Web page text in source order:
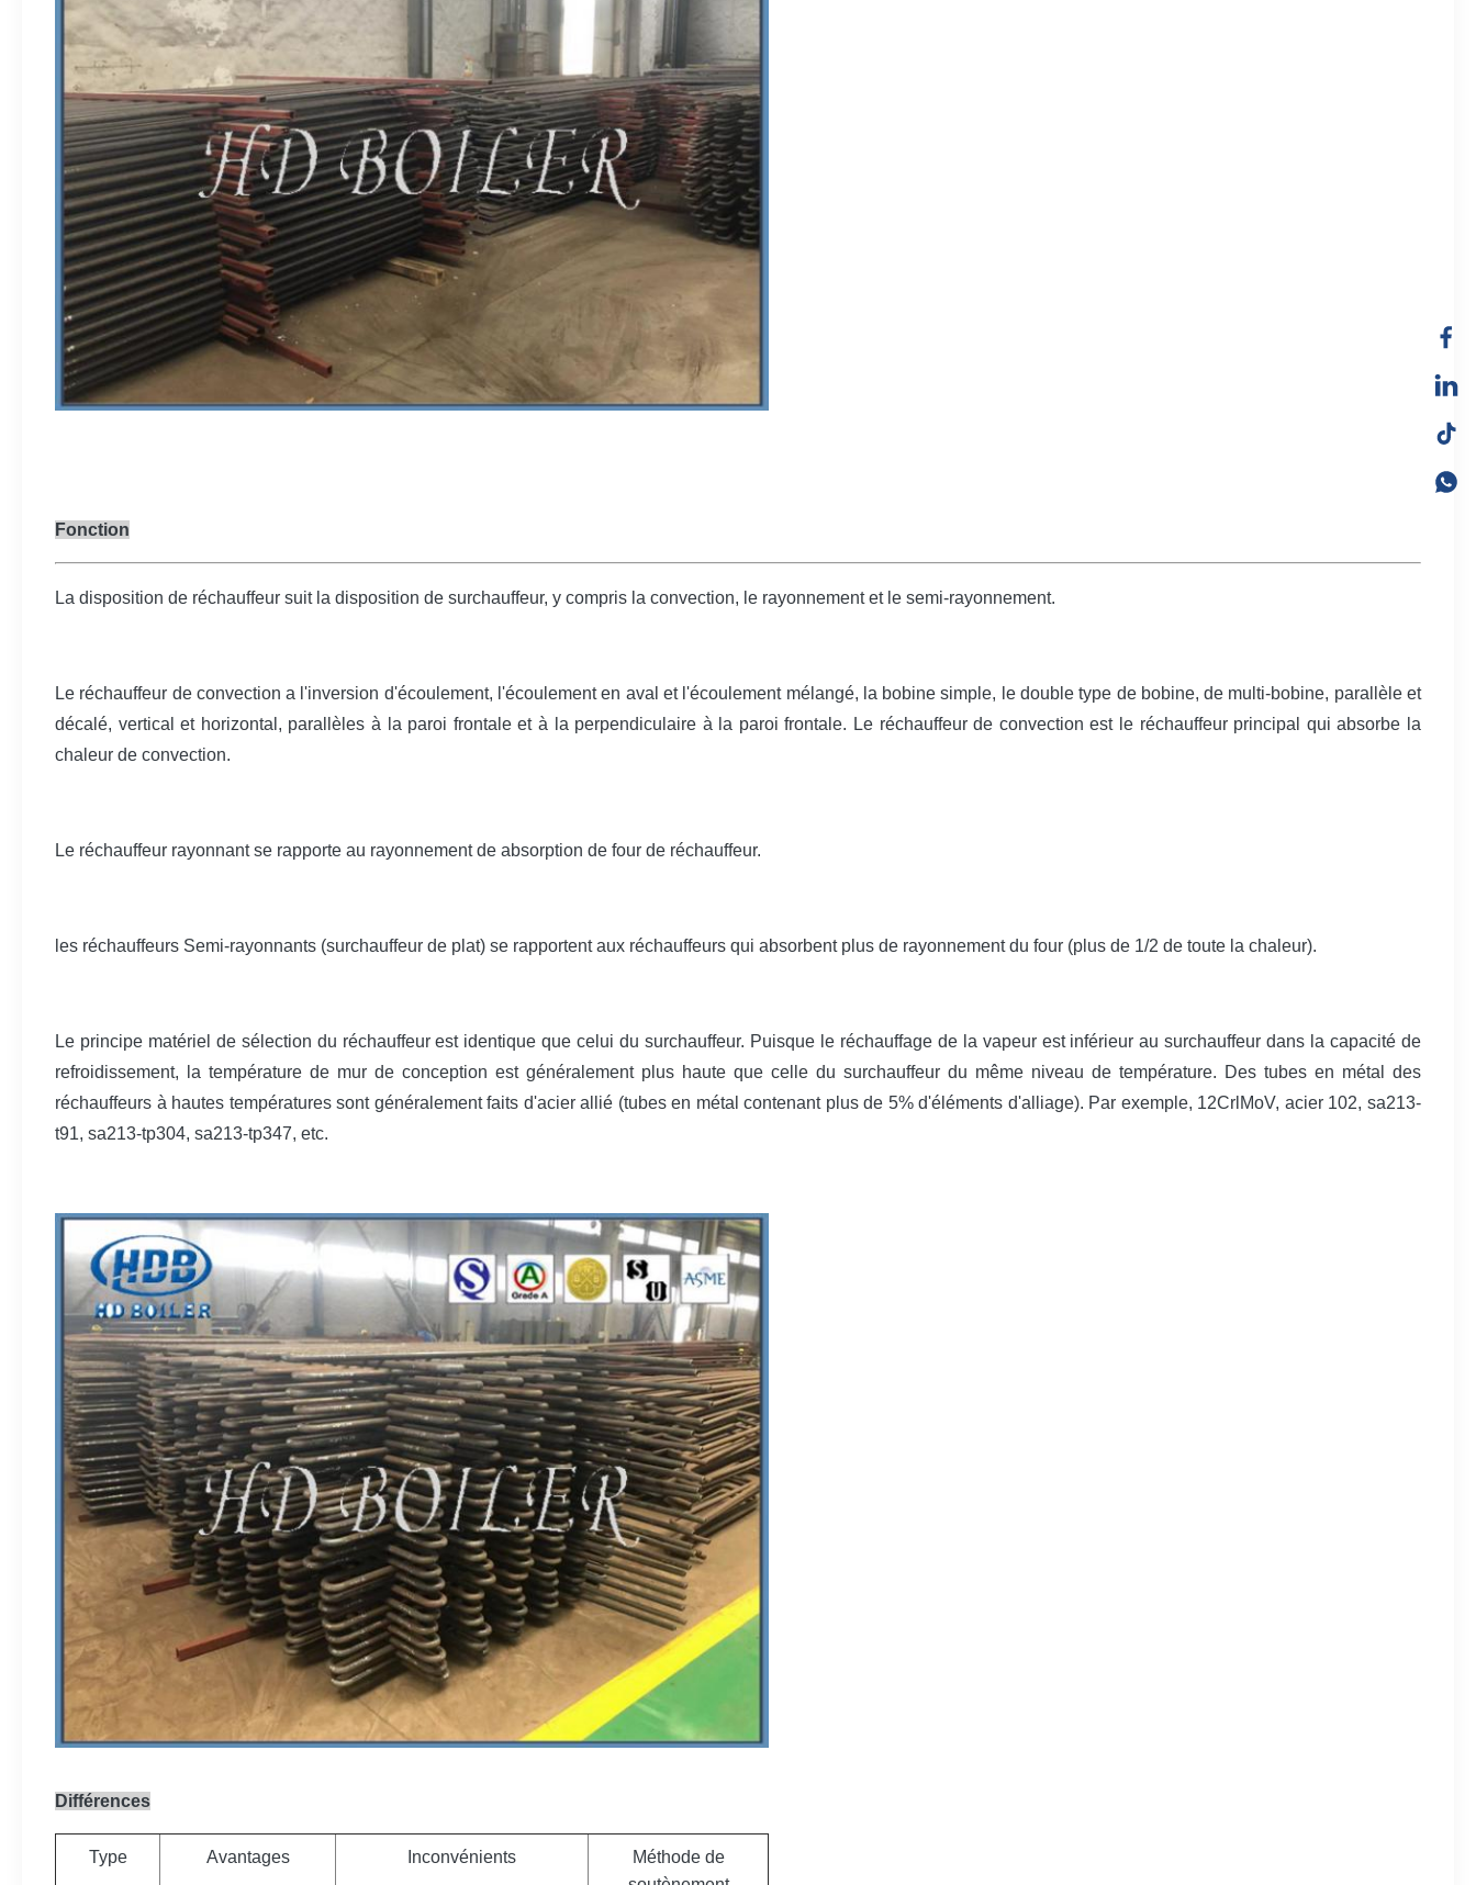
Fonction
La disposition de réchauffeur suit la disposition de surchauffeur, y compris la convection, le rayonnement et le semi-rayonnement.
Le réchauffeur de convection a l'inversion d'écoulement, l'écoulement en aval et l'écoulement mélangé, la bobine simple, le double type de bobine, de multi-bobine, parallèle et
décalé, vertical et horizontal, parallèles à la paroi frontale et à la perpendiculaire à la paroi frontale. Le réchauffeur de convection est le réchauffeur principal qui absorbe la
chaleur de convection.
Le réchauffeur rayonnant se rapporte au rayonnement de absorption de four de réchauffeur.
les réchauffeurs Semi-rayonnants (surchauffeur de plat) se rapportent aux réchauffeurs qui absorbent plus de rayonnement du four (plus de 1/2 de toute la chaleur).
Le principe matériel de sélection du réchauffeur est identique que celui du surchauffeur. Puisque le réchauffage de la vapeur est inférieur au surchauffeur dans la capacité de
refroidissement, la température de mur de conception est généralement plus haute que celle du surchauffeur du même niveau de température. Des tubes en métal des
réchauffeurs à hautes températures sont généralement faits d'acier allié (tubes en métal contenant plus de 5% d'éléments d'alliage). Par exemple, 12CrlMoV, acier 102, sa213-
t91, sa213-tp304, sa213-tp347, etc.
Différences
Type Avantages Inconvénients
Méthode de